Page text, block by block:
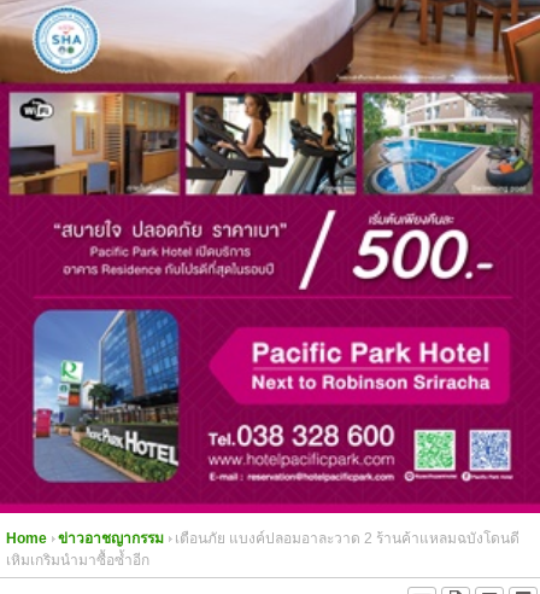
Home ข่าวอาชญากรรม
เตือนภัย แบงค์ปลอมอาละวาด 2 ร้านค้าแหลมฉบังโดนดี
เหิมเกริมนำมาซื้อซ้ำอีก